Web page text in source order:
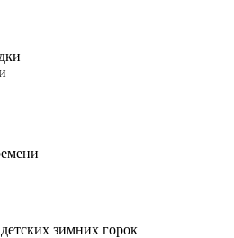
зимних горок